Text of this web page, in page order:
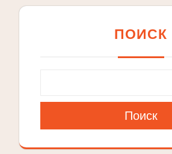
ПОИСК
Поиск